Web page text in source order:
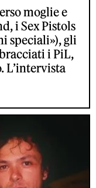
moglie e
i Sex Pistols
speciali»), gli
i PiL,
L’intervista